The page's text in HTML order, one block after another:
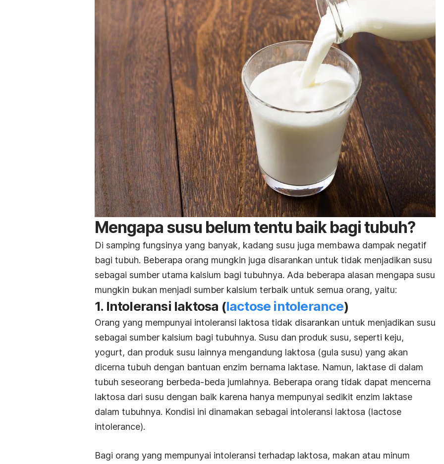
Mengapa susu belum tentu baik bagi tubuh?
Di samping fungsinya yang banyak, kadang susu juga membawa dampak negatif
bagi tubuh. Beberapa orang mungkin juga disarankan untuk tidak menjadikan susu
sebagai sumber utama kalsium bagi tubuhnya. Ada beberapa alasan mengapa susu
mungkin bukan menjadi sumber kalsium terbaik untuk semua orang, yaitu:
1. Intoleransi laktosa (lactose intolerance)
Orang yang mempunyai intoleransi laktosa tidak disarankan untuk menjadikan susu
sebagai sumber kalsium bagi tubuhnya. Susu dan produk susu, seperti keju,
yogurt, dan produk susu lainnya mengandung laktosa (gula susu) yang akan
dicerna tubuh dengan bantuan enzim bernama laktase. Namun, laktase di dalam
tubuh seseorang berbeda-beda jumlahnya. Beberapa orang tidak dapat mencerna
laktosa dari susu dengan baik karena hanya mempunyai sedikit enzim laktase
dalam tubuhnya. Kondisi ini dinamakan sebagai intoleransi laktosa (lactose
intolerance).
Bagi orang yang mempunyai intoleransi terhadap laktosa, makan atau minum